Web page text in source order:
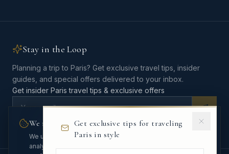
Stay in the Loop
Planning a trip to Paris? Get exclusive travel tips, insider
guides, and special offers delivered to your inbox.
Get insider Paris travel tips & exclusive offers
No spam, ever. Unsubscribe anytime.
We respect your privacy
We use cookies to enhance your experience and
analyze site traffic. You can customize your
Get exclusive tips for traveling
Paris in style